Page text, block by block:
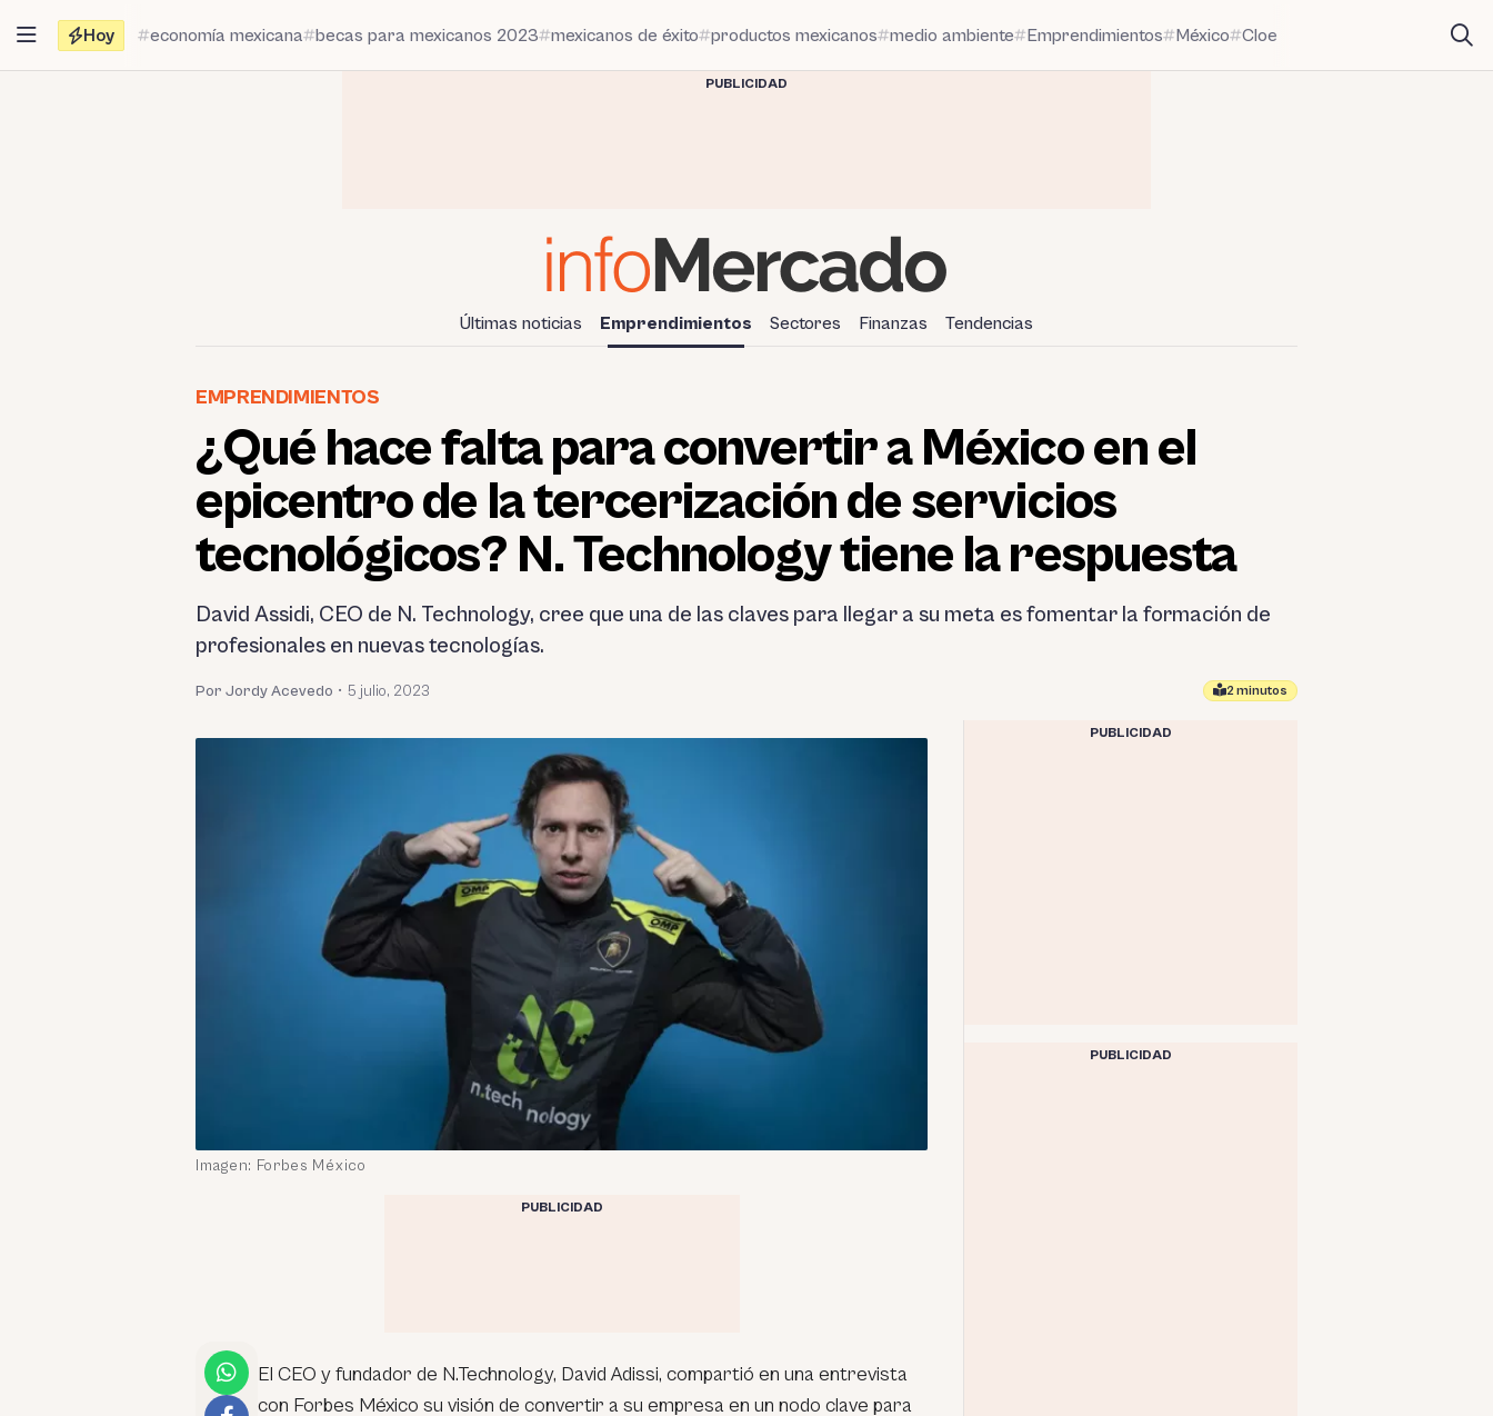
contenido
Hoy economía mexicana becas para mexicanos 2023 mexicanos de éxito productos mexicanos medio ambiente Emprendimientos México Cloe
PUBLICIDAD
Últimas noticias Emprendimientos Sectores Finanzas Tendencias
EMPRENDIMIENTOS
¿Qué hace falta para convertir a México en el
epicentro de la tercerización de servicios
tecnológicos? N. Technology tiene la respuesta
David Assidi, CEO de N. Technology, cree que una de las claves para llegar a su meta es fomentar la formación de
profesionales en nuevas tecnologías.
Por Jordy Acevedo • 5 julio, 2023 2 minutos
Imagen: Forbes México
PUBLICIDAD
El CEO y fundador de N.Technology, David Adissi, compartió en una entrevista
con Forbes México su visión de convertir a su empresa en un nodo clave para
PUBLICIDAD
PUBLICIDAD